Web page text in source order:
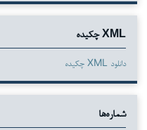
XML چکیده
دانلود XML چکیده
شماره‌ها